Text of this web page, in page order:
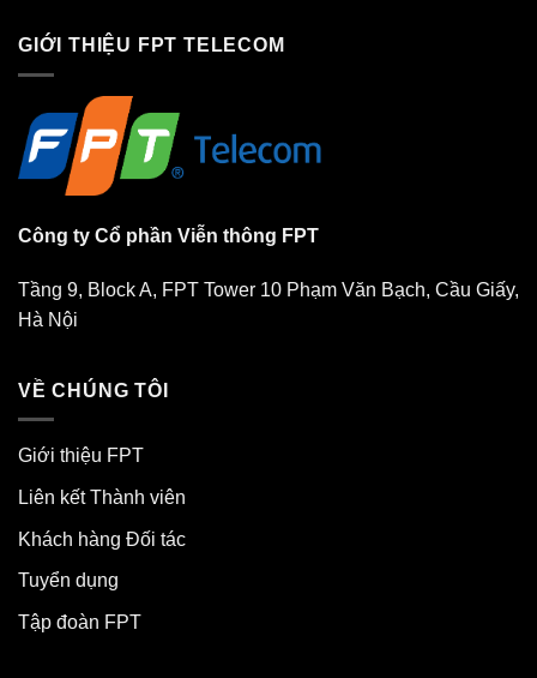
GIỚI THIỆU FPT TELECOM
Công ty Cổ phần Viễn thông FPT
Tầng 9, Block A, FPT Tower 10 Phạm Văn Bạch, Cầu Giấy,
Hà Nội
VỀ CHÚNG TÔI
Giới thiệu FPT
Liên kết Thành viên
Khách hàng Đối tác
Tuyển dụng
Tập đoàn FPT